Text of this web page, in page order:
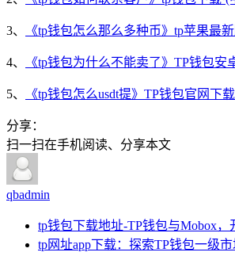
3、 《tp钱包怎么那么多种币》tp苹果最
4、 《tp钱包为什么不能卖了》TP钱包
5、 《tp钱包怎么usdt提》TP钱包官网下
分享：
扫一扫在手机阅读、分享本文
qbadmin
tp钱包下载地址-TP钱包与Mobox
tp网址app下载：探索TP钱包一级